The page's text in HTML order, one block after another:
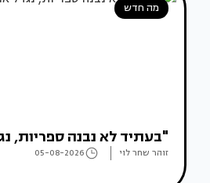
מה חדש
"בעתיד לא נבנה ספריות,
זוהר שחר לוי 05-08-2026